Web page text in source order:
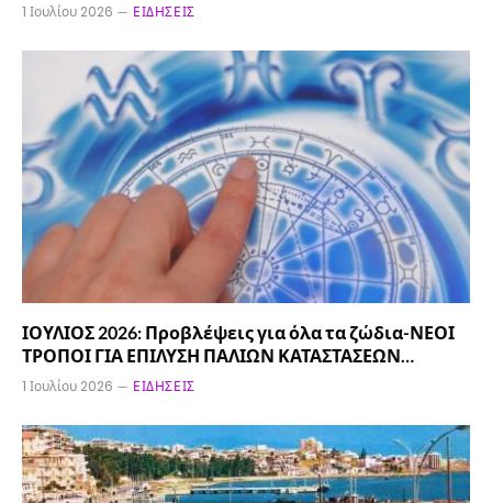
1 Ιουλίου 2026 ΕΙΔΉΣΕΙΣ
ΙΟΥΛΙΟΣ 2026: Προβλέψεις για όλα τα ζώδια-ΝΕΟΙ
ΤΡΟΠΟΙ ΓΙΑ ΕΠΙΛΥΣΗ ΠΑΛΙΩΝ ΚΑΤΑΣΤΑΣΕΩΝ…
1 Ιουλίου 2026 ΕΙΔΉΣΕΙΣ